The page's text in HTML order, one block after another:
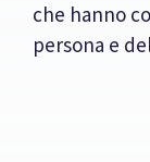
che hanno
persona e